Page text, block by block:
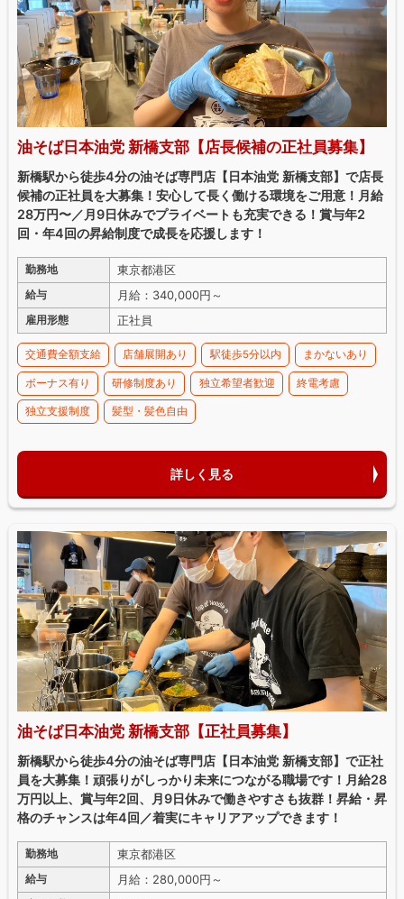
油そば日本油党 新橋支部【店長候補の正社員募集】
新橋駅から徒歩4分の油そば専門店【日本油党 新橋支部】で店長
候補の正社員を大募集！安心して長く働ける環境をご用意！月給
28万円〜／月9日休みでプライベートも充実できる！賞与年2
回・年4回の昇給制度で成長を応援します！
勤務地 東京都港区
給与 月給：340,000円～
雇用形態 正社員
交通費全額支給 店舗展開あり 駅徒歩5分以内 まかないあり
ボーナス有り 研修制度あり 独立希望者歓迎 終電考慮
独立支援制度 髪型・髪色自由
詳しく見る
油そば日本油党 新橋支部【正社員募集】
新橋駅から徒歩4分の油そば専門店【日本油党 新橋支部】で正社
員を大募集！頑張りがしっかり未来につながる職場です！月給28
万円以上、賞与年2回、月9日休みで働きやすさも抜群！昇給・昇
格のチャンスは年4回／着実にキャリアアップできます！
勤務地 東京都港区
給与 月給：280,000円～